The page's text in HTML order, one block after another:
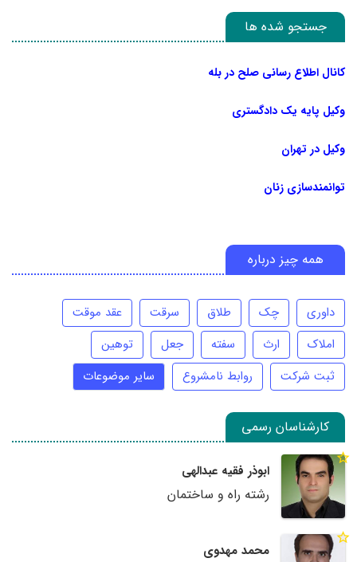
جستجو شده ها
کانال اطلاع رسانی صلح در بله
وکیل پایه یک دادگستری
وکیل در تهران
توانمندسازی زنان
همه چیز درباره
داوری چک طلاق سرقت
عقد موقت
املاک
ارث سفته جعل
توهین
ثبت شرکت
روابط نامشروع سایر موضوعات
کارشناسان رسمی
ابوذر فقیه عبدالهی
رشته راه و ساختمان
محمد مهدوی